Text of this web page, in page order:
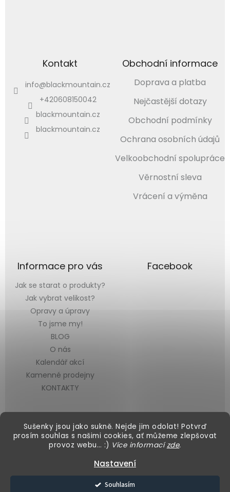
Sušenky jsou jako sukně. Nejde jim odolat! Potvrď
prosím souhlas s našimi cookies, ať můžeme zlepšovat
provoz webu… :) Více informacízde.
Nastavení
Souhlasím
Kontakt
info@blackmountain.cz
+420608150042
blackmountain.cz
blackmountain.cz
Obchodní informace
Doprava a platba
Nejčastější dotazy
Obchodní podmínky
Ochrana osobních údajů
Velkoobchodní spolupráce
Věrnostní sleva
Vrácení a výměna
Informace pro vás
Jak se starat o produkty?
Jak vybrat velikost?
Opravy a úpravy
To jsme my!
BLOG
O nás
Kalendář akcí
Kamenné prodejny
KONTAKTY
Facebook
Vytvořil Shoptet &
Copyright 2026Black Mountain. Všechna práva vyhrazena.
Upravit nastavení cookies